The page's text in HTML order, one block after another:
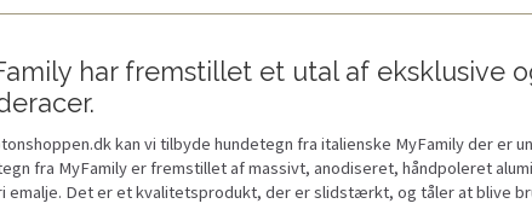
har fremstillet et utal af eksklusive
kan vi tilbyde hundetegn fra italienske MyFamily der er
fra MyFamily er fremstillet af massivt, anodiseret, håndpoleret
emalje. Det er et kvalitetsprodukt, der er slidstærkt, og tåler at blive